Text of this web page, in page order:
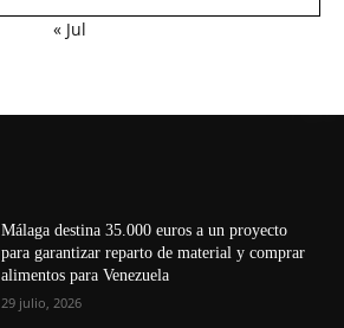
« Jul
Málaga destina 35.000 euros a un proyecto
para garantizar reparto de material y comprar
alimentos para Venezuela
29 julio, 2026